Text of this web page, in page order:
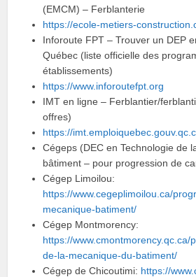
(EMCM) – Ferblanterie
https://ecole-metiers-
Inforoute FPT – Trouver un DEP
Québec (liste officielle des
établissements)
https://www.inforoutefpt.org
IMT en ligne – Ferblantier/
offres)
https://
Cégeps (DEC en Technologie de
bâtiment – pour progression de
Cégep Limoilou:
https://www.cegeplimoilou.ca/
mecanique-batiment/
Cégep Montmorency:
https://www.cmontmorency.qc.ca/
de-la-mecanique-du-batiment/
Cégep de Chicoutimi: https://